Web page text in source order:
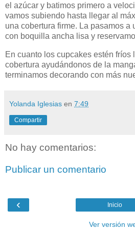
el azúcar y batimos primero a
vamos subiendo hasta llegar al
una cobertura firme. La pasamos a
con boquilla ancha lisa y
En cuanto los cupcakes estén fríos
cobertura ayudándonos de la
terminamos decorando con más
Yolanda Iglesias en 7:49
Compartir
No hay comentarios:
Publicar un comentario
‹ Inicio
Ver versión